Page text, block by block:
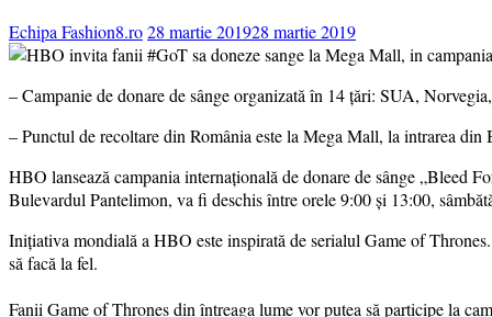
Echipa Fashion8.ro28 martie 201928 martie 2019
– Campanie de donare de sânge organizată în 14 țări: SUA,
– Punctul de recoltare din România este la Mega Mall, la intrarea
HBO lansează campania internațională de donare de sânge „Bleed
Bulevardul Pantelimon, va fi deschis între orele 9:00 și 13:00,
Inițiativa mondială a HBO este inspirată de serialul Game of
să facă la fel.
Fanii Game of Thrones din întreaga lume vor putea să participe la